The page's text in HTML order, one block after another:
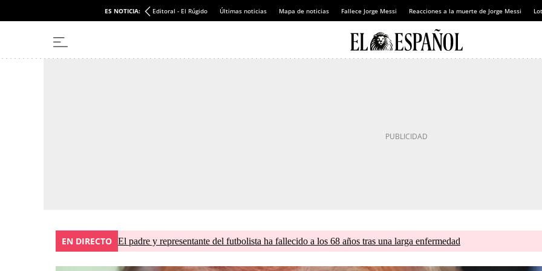
ES NOTICIA: Editoral - El Rúgido Últimas noticias Mapa de noticias Fallece Jorge Messi Reacciones a la muerte de Jorge Messi
EN DIRECTO El padre y representante del futbolista ha fallecido a los 68 años tras una larga enfermedad